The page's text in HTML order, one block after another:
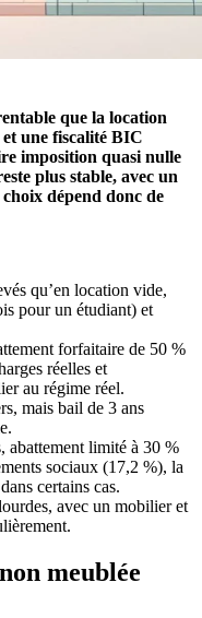
que la location
et une fiscalité BIC
imposition quasi nulle
plus stable, avec un
dépend donc de
qu’en location vide,
pour un étudiant) et
forfaitaire de 50 %
réelles et
au régime réel.
mais bail de 3 ans
abattement limité à 30 %
sociaux (17,2 %), la
certains cas.
avec un mobilier et
meublée